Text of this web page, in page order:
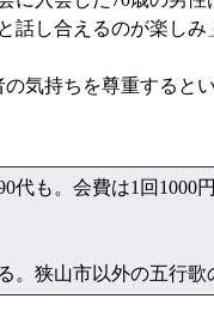
話し合えるのが楽しみ
気持ちを尊重すると
も。会費は1回1000
狭山市以外の五行歌